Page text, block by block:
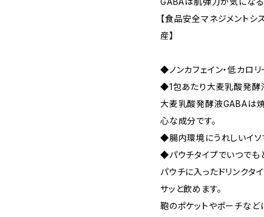
【食品安全マネジメント
産】
◆ノンカフェイン・低カロ
◆1包あたり大麦乳酸発酵
大麦乳酸発酵液GABAは
心な成分です。
◆腸内環境にうれしいイソ
◆パウチタイプでいつでも
パウチに入ったドリンクタ
サッと飲めます。
鞄のポケットやポーチな